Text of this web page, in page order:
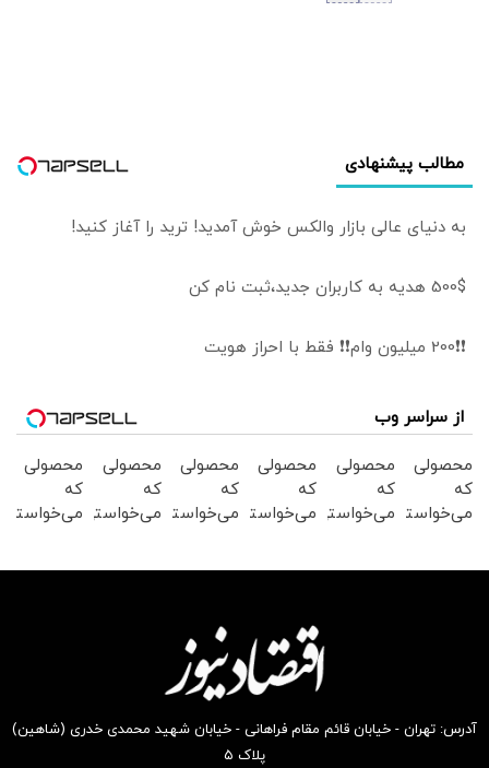
مطالب پیشنهادی
به دنیای عالی بازار والکس خوش آمدید! ترید را آغاز کنید!
500$ هدیه به کاربران جدید،ثبت نام کن
❗❗200 میلیون وام❗❗ فقط با احراز هویت
از سراسر وب
محصولی
که
می‌خواستی
محصولی
که
می‌خواستی
محصولی
که
می‌خواستی
بخر !
محصولی
که
می‌خواستی
بخر !
محصولی
که
می‌خواستی
محصولی
که
می‌خواستی
آدرس: تهران - خیابان قائم مقام فراهانی - خیابان شهید محمدی خدری (شاهین)
پلاک ۵